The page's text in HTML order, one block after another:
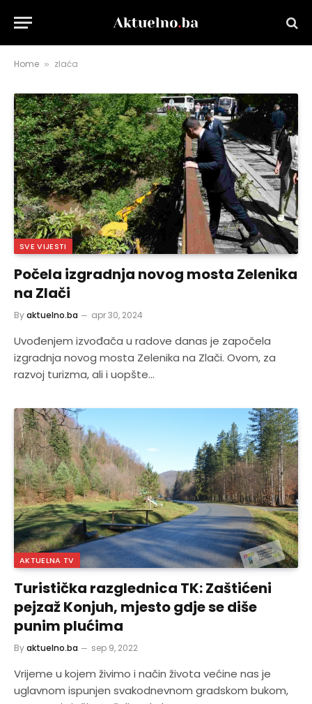
Home » zlaća
SVE VIJESTI
Počela izgradnja novog mosta Zelenika
na Zlači
Byaktuelno.ba apr 30, 2024
Uvođenjem izvođača u radove danas je započela
izgradnja novog mosta Zelenika na Zlači. Ovom, za
razvoj turizma, ali i uopšte…
AKTUELNA TV
Turistička razglednica TK: Zaštićeni
pejzaž Konjuh, mjesto gdje se diše
punim plućima
Byaktuelno.ba sep 9, 2022
Vrijeme u kojem živimo i način života većine nas je
uglavnom ispunjen svakodnevnom gradskom bukom,